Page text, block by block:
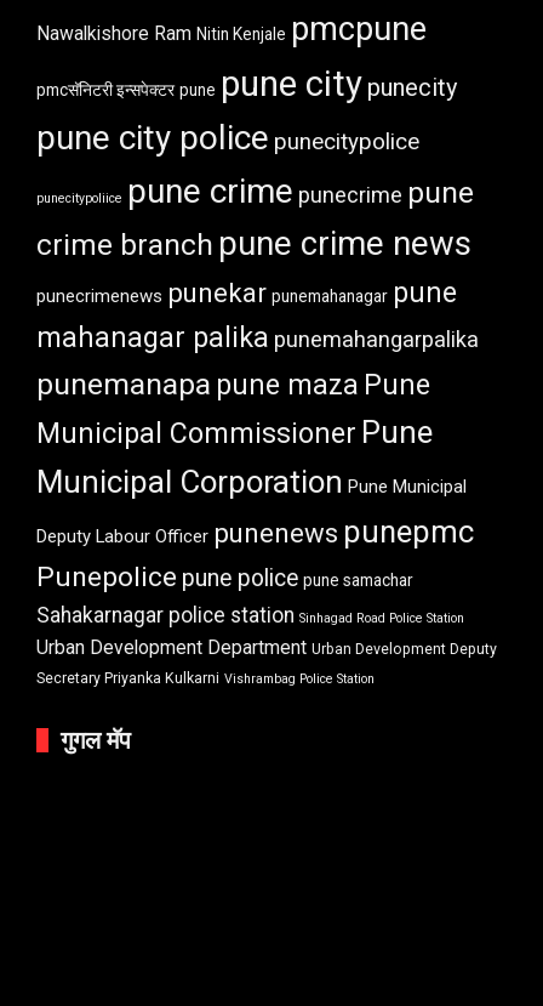
Nawalkishore Ram Nitin Kenjale pmcpune
pmcसॅनिटरी इन्सपेक्टर pune pune city punecity
pune city police punecitypolice
punecitypoliice pune crime punecrime pune
crime branch pune crime news
punecrimenews punekar punemahanagar pune
mahanagar palika punemahangarpalika
punemanapa pune maza Pune
Municipal Commissioner Pune
Municipal Corporation Pune Municipal
Deputy Labour Officer punenews punepmc
Punepolice pune police pune samachar
Sahakarnagar police station Sinhagad Road Police Station
Urban Development Department Urban Development Deputy
Secretary Priyanka Kulkarni Vishrambag Police Station
गुगल मॅप